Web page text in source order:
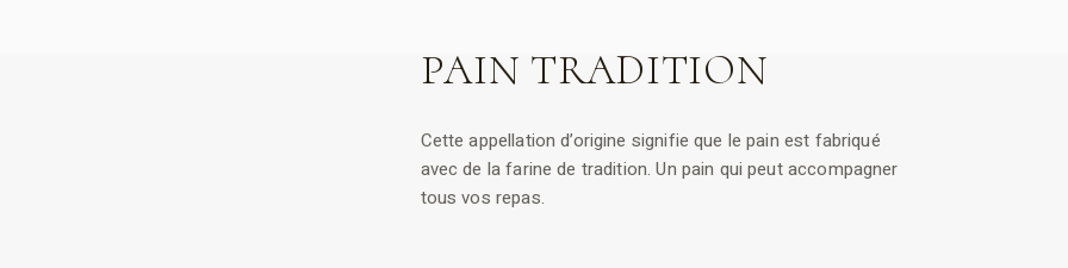
PAIN TRADITION
Cette appellation d’origine signifie que le pain est fabriqué
avec de la farine de tradition. Un pain qui peut accompagner
tous vos repas.